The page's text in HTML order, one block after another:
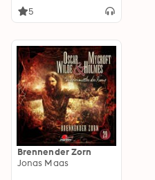
5
Brennender Zorn
Jonas Maas